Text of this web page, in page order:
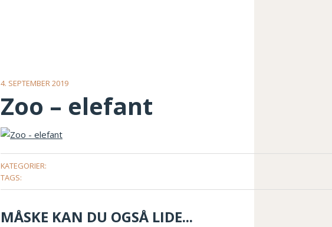
4. SEPTEMBER 2019
Zoo – elefant
KATEGORIER:
TAGS:
MÅSKE KAN DU OGSÅ LIDE...